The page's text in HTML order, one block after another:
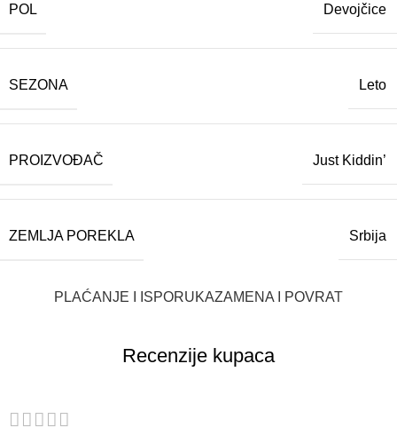
POL Devojčice
SEZONA Leto
PROIZVOĐAČ Just Kiddin’
ZEMLJA POREKLA Srbija
PLAĆANJE I ISPORUKAZAMENA I POVRAT
Recenzije kupaca